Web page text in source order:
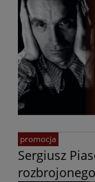
Sergiusz
promocja